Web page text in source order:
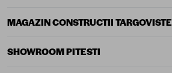
MAGAZIN CONSTRUCTII TARGOVISTE
SHOWROOM PITESTI